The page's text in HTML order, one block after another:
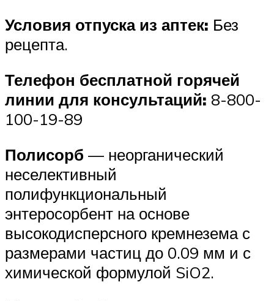
Условия отпуска из аптек: Без
рецепта.
Телефон бесплатной горячей
линии для консультаций: 8-800-
100-19-89
Полисорб — неорганический
неселективный
полифункциональный
энтеросорбент на основе
высокодисперсного кремнезема с
размерами частиц до 0.09 мм и с
химической формулой SiO2.